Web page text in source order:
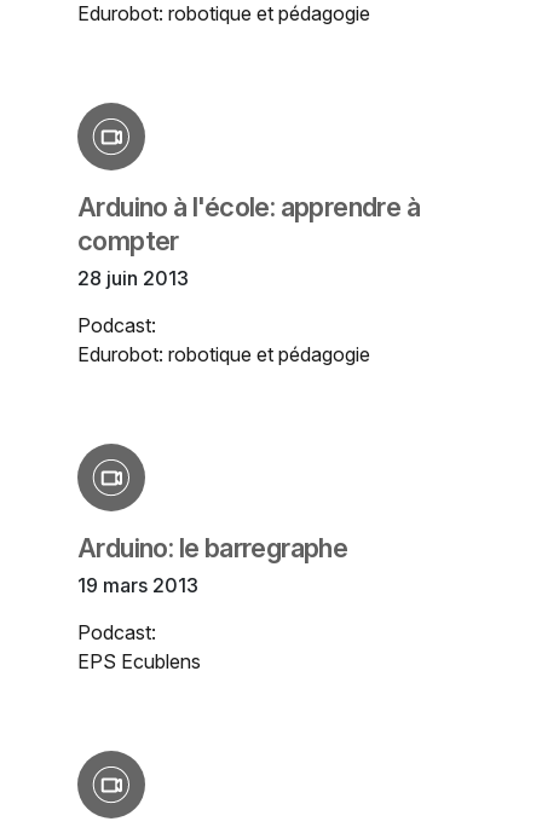
Edurobot: robotique et pédagogie
Arduino à l'école: apprendre à
compter
28 juin 2013
Podcast:
Edurobot: robotique et pédagogie
Arduino: le barregraphe
19 mars 2013
Podcast:
EPS Ecublens